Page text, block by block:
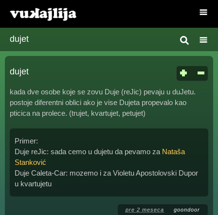
dujet
dujet
kada dve osobe koje se zovu Duje (reJic) pevaju u duJetu.
postoje diferentni oblici ako je vise Dujeta propevalo kao
pticica na prolece. (trujet, kvartujet, petujet)
Primer:
Duje reJic: sada cemo u dujetu da pevamo za Nataša
Stanković
Duje Caleta-Car: mozemo i za Violetu Apostolovski Dupor
u kvartujetu
pre 2 meseca goondoor